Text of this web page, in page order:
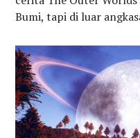
Bumi, tapi di luar